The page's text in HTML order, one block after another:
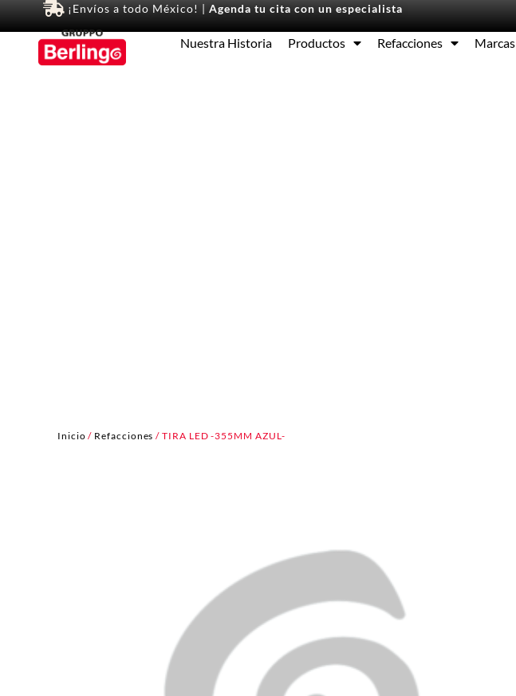
¡Envíos a todo México! | Agenda tu cita con un especialista
Nuestra Historia Productos Refacciones Marcas
Inicio / Refacciones / TIRA LED -355MM AZUL-